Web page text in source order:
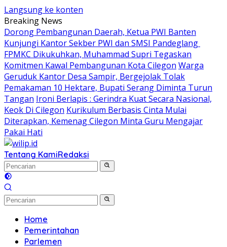
Langsung ke konten
Breaking News
Dorong Pembangunan Daerah, Ketua PWI Banten
Kunjungi Kantor Sekber PWI dan SMSI Pandeglang
FPMKC Dikukuhkan, Muhammad Supri Tegaskan
Komitmen Kawal Pembangunan Kota Cilegon Warga
Geruduk Kantor Desa Sampir, Bergejolak Tolak
Pemakaman 10 Hektare, Bupati Serang Diminta Turun
Tangan Ironi Berlapis : Gerindra Kuat Secara Nasional,
Keok Di Cilegon Kurikulum Berbasis Cinta Mulai
Diterapkan, Kemenag Cilegon Minta Guru Mengajar
Pakai Hati
Tentang KamiRedaksi
Home
Pemerintahan
Parlemen